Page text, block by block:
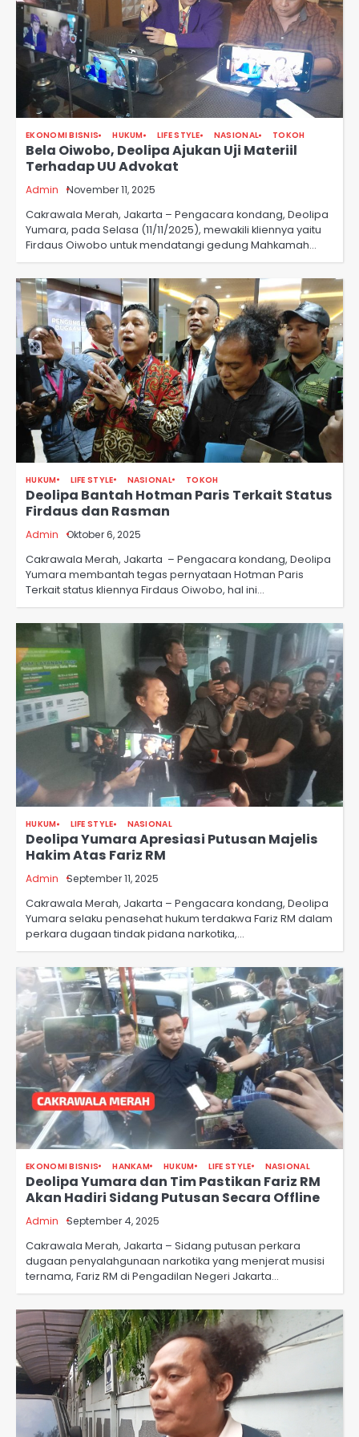
EKONOMI BISNIS HUKUM LIFE STYLE NASIONAL TOKOH
Bela Oiwobo, Deolipa Ajukan Uji Materiil
Terhadap UU Advokat
Admin November 11, 2025
Cakrawala Merah, Jakarta – Pengacara kondang, Deolipa
Yumara, pada Selasa (11/11/2025), mewakili kliennya yaitu
Firdaus Oiwobo untuk mendatangi gedung Mahkamah…
HUKUM LIFE STYLE NASIONAL TOKOH
Deolipa Bantah Hotman Paris Terkait Status
Firdaus dan Rasman
Admin Oktober 6, 2025
Cakrawala Merah, Jakarta – Pengacara kondang, Deolipa
Yumara membantah tegas pernyataan Hotman Paris
Terkait status kliennya Firdaus Oiwobo, hal ini…
HUKUM LIFE STYLE NASIONAL
Deolipa Yumara Apresiasi Putusan Majelis
Hakim Atas Fariz RM
Admin September 11, 2025
Cakrawala Merah, Jakarta – Pengacara kondang, Deolipa
Yumara selaku penasehat hukum terdakwa Fariz RM dalam
perkara dugaan tindak pidana narkotika,…
EKONOMI BISNIS HANKAM HUKUM LIFE STYLE NASIONAL
Deolipa Yumara dan Tim Pastikan Fariz RM
Akan Hadiri Sidang Putusan Secara Offline
Admin September 4, 2025
Cakrawala Merah, Jakarta – Sidang putusan perkara
dugaan penyalahgunaan narkotika yang menjerat musisi
ternama, Fariz RM di Pengadilan Negeri Jakarta…